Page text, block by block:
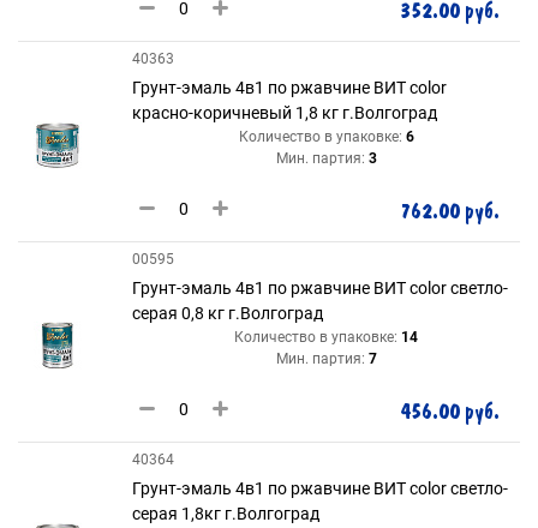
352.00 руб.
40363
Грунт-эмаль 4в1 по ржавчине ВИТ color
красно-коричневый 1,8 кг г.Волгоград
Количество в упаковке: 6
Мин. партия: 3
762.00 руб.
00595
Грунт-эмаль 4в1 по ржавчине ВИТ color светло-
серая 0,8 кг г.Волгоград
Количество в упаковке: 14
Мин. партия: 7
456.00 руб.
40364
Грунт-эмаль 4в1 по ржавчине ВИТ color светло-
серая 1,8кг г.Волгоград